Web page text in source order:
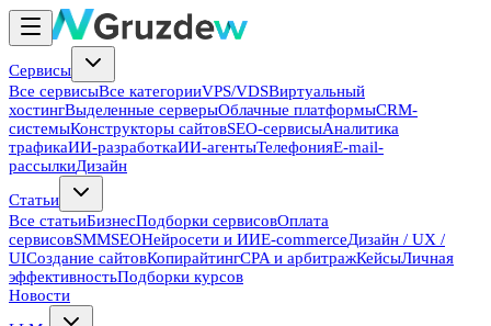
Сервисы
Все сервисыВсе категорииVPS/VDSВиртуальный
хостингВыделенные серверыОблачные платформыCRM-
системыКонструкторы сайтовSEO-сервисыАналитика
трафикаИИ-разработкаИИ-агентыТелефонияE-mail-
рассылкиДизайн
Статьи
Все статьиБизнесПодборки сервисовОплата
сервисовSMMSEOНейросети и ИИE-commerceДизайн / UX /
UIСоздание сайтовКопирайтингCPA и арбитражКейсыЛичная
эффективностьПодборки курсов
Новости